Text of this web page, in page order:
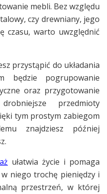
mebli. Bez względu
czy drewniany, jego
czasu, warto uwzględnić
przystąpić do układania
będzie pogrupowanie
oraz przygotowanie
przedmioty
tym prostym zabiegom
znajdziesz później
ułatwia życie i pomaga
w niego trochę pieniędzy i
przestrzeń, w której